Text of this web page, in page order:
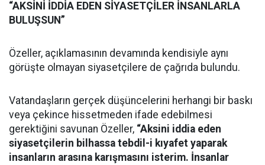
“AKSİNİ İDDİA EDEN SİYASETÇİLER İNSANLARLA
BULUŞSUN”
Özeller, açıklamasının devamında kendisiyle aynı
görüşte olmayan siyasetçilere de çağrıda bulundu.
Vatandaşların gerçek düşüncelerini herhangi bir baskı
veya çekince hissetmeden ifade edebilmesi
gerektiğini savunan Özeller, “Aksini iddia eden
siyasetçilerin bilhassa tebdil-i kıyafet yaparak
insanların arasına karışmasını isterim. İnsanlar